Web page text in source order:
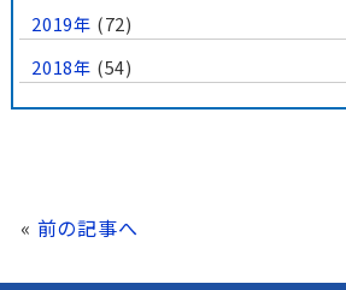
2019年 (72)
2018年 (54)
« 前の記事へ